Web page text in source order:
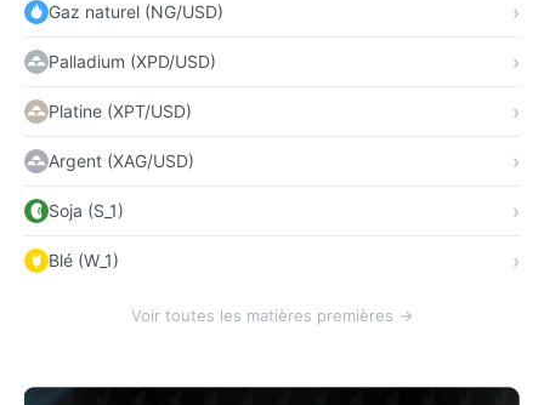
Gaz naturel (NG/USD)
Palladium (XPD/USD)
Platine (XPT/USD)
Argent (XAG/USD)
Soja (S_1)
Blé (W_1)
Voir toutes les matières premières →